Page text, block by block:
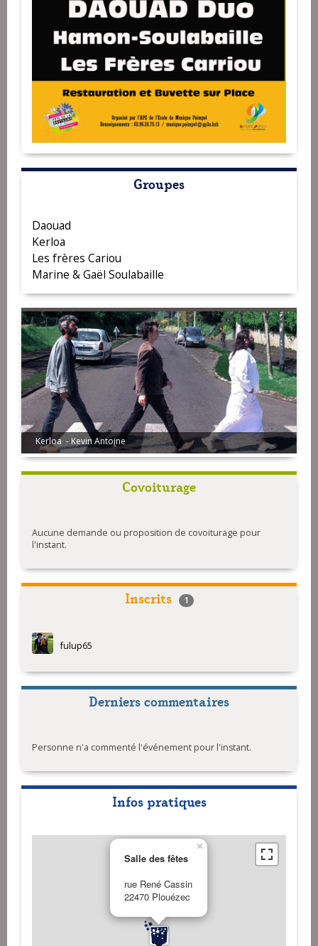
Groupes
Daouad
Kerloa
Les frères Cariou
Marine & Gaël Soulabaille
Kerloa - Kevin Antoine
Covoiturage
Aucune demande ou proposition de covoiturage pour
l'instant.
Inscrits 1
fulup65
Derniers commentaires
Personne n'a commenté l'événement pour l'instant.
Infos pratiques
Salle des fêtes
rue René Cassin
22470 Plouézec
×